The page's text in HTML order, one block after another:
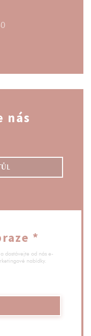
((otevře se v
nás
*
dostávejte od nás e-
nabídky.